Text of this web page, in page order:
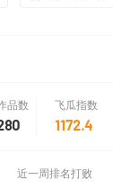
品数 飞瓜指数
1172.4
近一周排名打败